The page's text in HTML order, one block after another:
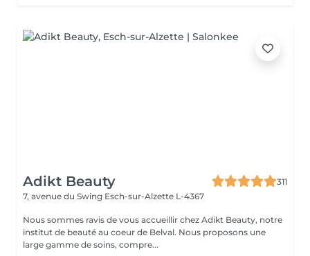
Adikt Beauty
311
7, avenue du Swing Esch-sur-Alzette L-4367
Nous sommes ravis de vous accueillir chez Adikt Beauty, notre
institut de beauté au coeur de Belval. Nous proposons une
large gamme de soins, compre...